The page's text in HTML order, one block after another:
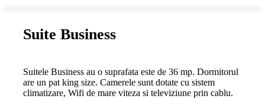
Suite Business
Suitele Business au o suprafata este de 36 mp. Dormitorul
are un pat king size. Camerele sunt dotate cu sistem
climatizare, Wifi de mare viteza si televiziune prin cablu.